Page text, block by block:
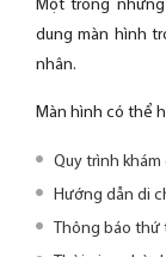
Một trong
dung màn hình
nhân.
Màn hình có thể
Quy trình
Hướng dẫn di
Thông báo thứ